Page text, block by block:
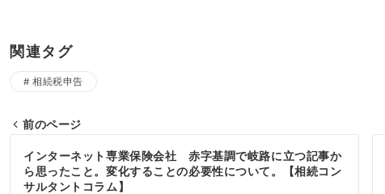
関連タグ
相続税申告
稿
前のページ
インターネット専業保険会社 赤字基調で岐路に立つ記事か
ら思ったこと。変化することの必要性について。【相続コン
サルタントコラム】